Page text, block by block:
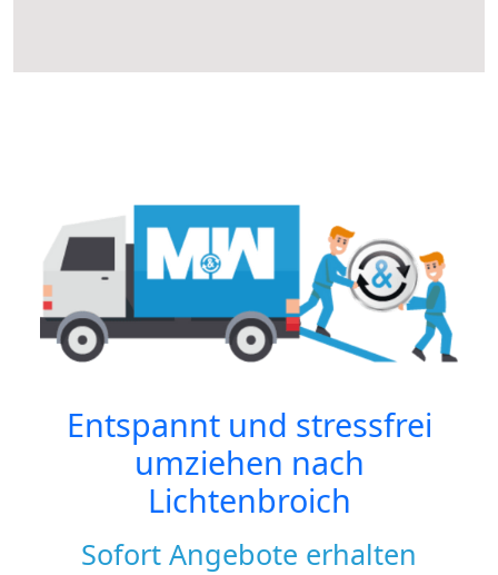
Entspannt und stressfrei
umziehen nach
Lichtenbroich
Sofort Angebote erhalten